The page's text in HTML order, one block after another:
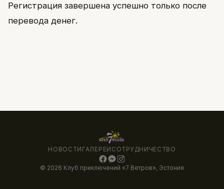
Регистрация завершена успешно только после
перевода денег.
НОВОСТИ ГАЛЕРЕИ СОТРУДНИЧЕСТВО
© 2026 Клуб приключений «7 Ветров», Эстония